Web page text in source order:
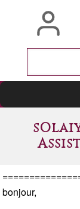
Main
bonjour,